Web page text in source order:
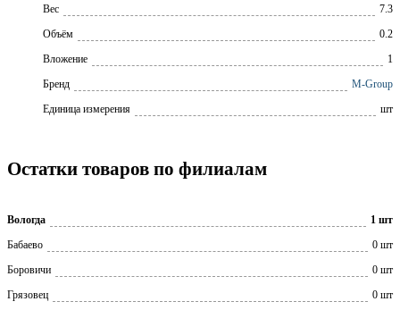
Вес
7.3
Объём
0.2
Вложение
1
Бренд
M-Group
Единица измерения
шт
Остатки товаров по филиалам
Вологда
1 шт
Бабаево
0 шт
Боровичи
0 шт
Грязовец
0 шт